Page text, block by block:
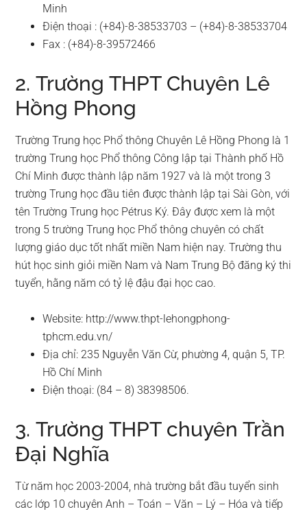
Minh
Điện thoại : (+84)-8-38533703 – (+84)-8-38533704
Fax : (+84)-8-39572466
2. Trường THPT Chuyên Lê
Hồng Phong
Trường Trung học Phổ thông Chuyên Lê Hồng Phong là 1
trường Trung học Phổ thông Công lập tại Thành phố Hồ
Chí Minh được thành lập năm 1927 và là một trong 3
trường Trung học đầu tiên được thành lập tại Sài Gòn, với
tên Trường Trung học Pétrus Ký. Đây được xem là một
trong 5 trường Trung học Phổ thông chuyên có chất
lượng giáo dục tốt nhất miền Nam hiện nay. Trường thu
hút học sinh giỏi miền Nam và Nam Trung Bộ đăng ký thi
tuyển, hằng năm có tỷ lệ đậu đại học cao.
Website: http://www.thpt-lehongphong-
tphcm.edu.vn/
Địa chỉ: 235 Nguyễn Văn Cừ, phường 4, quận 5, TP.
Hồ Chí Minh
Điện thoại: (84 – 8) 38398506.
3. Trường THPT chuyên Trần
Đại Nghĩa
Từ năm học 2003-2004, nhà trường bắt đầu tuyển sinh
các lớp 10 chuyên Anh – Toán – Văn – Lý – Hóa và tiếp